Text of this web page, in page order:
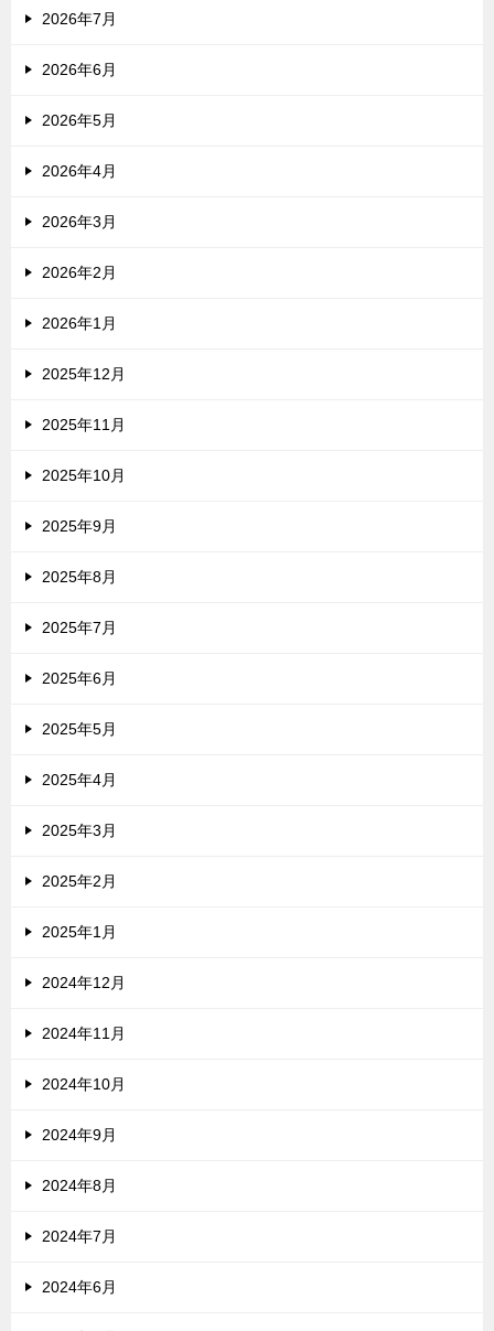
2026年7月
2026年6月
2026年5月
2026年4月
2026年3月
2026年2月
2026年1月
2025年12月
2025年11月
2025年10月
2025年9月
2025年8月
2025年7月
2025年6月
2025年5月
2025年4月
2025年3月
2025年2月
2025年1月
2024年12月
2024年11月
2024年10月
2024年9月
2024年8月
2024年7月
2024年6月